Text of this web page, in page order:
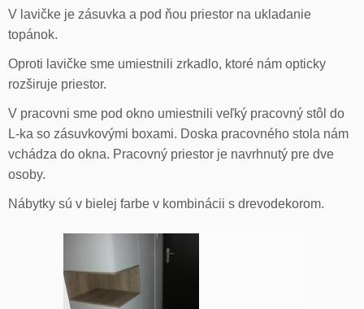
V lavičke je zásuvka a pod ňou priestor na ukladanie
topánok.
Oproti lavičke sme umiestnili zrkadlo, ktoré nám opticky
rozširuje priestor.
V pracovni sme pod okno umiestnili veľký pracovný stôl do
L-ka so zásuvkovými boxami. Doska pracovného stola nám
vchádza do okna. Pracovný priestor je navrhnutý pre dve
osoby.
Nábytky sú v bielej farbe v kombinácii s drevodekorom.